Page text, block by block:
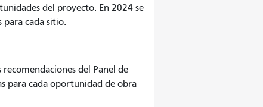
del proyecto. En 2024 se
para cada sitio.
del Panel de
para cada oportunidad de obra